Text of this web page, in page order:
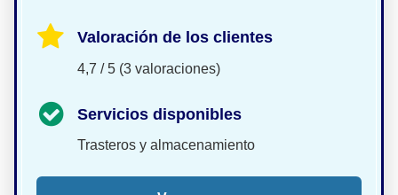
Valoración de los clientes
4,7 / 5 (3 valoraciones)
Servicios disponibles
Trasteros y almacenamiento